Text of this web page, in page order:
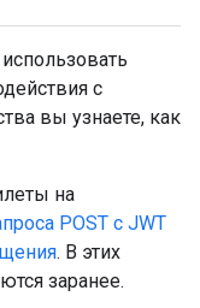
с
вы узнаете, как
на
POST с JWT
. В этих
заранее.